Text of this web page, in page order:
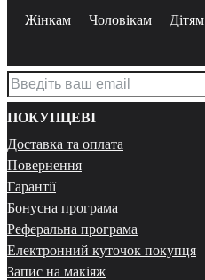
Жінкам Чоловікам Дітям
ПОКУПЦЕВІ
Доставка та оплата
Повернення
Гарантії
Бонусна програма
Реферальна програма
Електронний куточок покупця
Запис на макіяж